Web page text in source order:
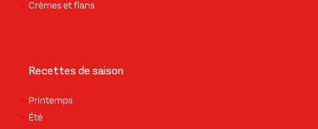
Crèmes et flans
Recettes de saison
Printemps
Été